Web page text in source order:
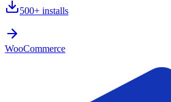
500+ installs
WooCommerce